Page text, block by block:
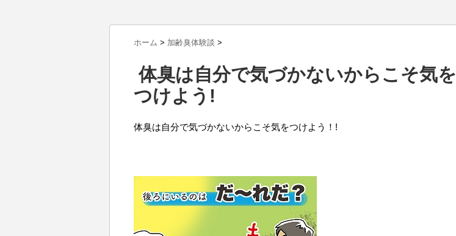
ホーム > 加齢臭体験談 >
体臭は自分で気づかないからこそ気を
つけよう!
体臭は自分で気づかないからこそ気をつけよう！!